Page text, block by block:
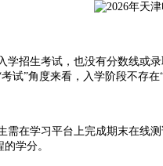
生考试，也没有分数线或
”角度来看，入学阶段不存在
学习平台上完成期末在线
学分。